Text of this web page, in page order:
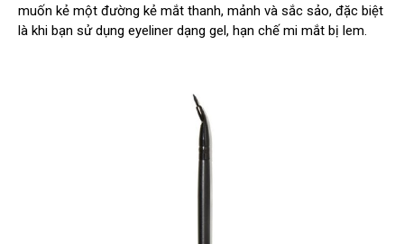
muốn kẻ một đường kẻ mắt thanh, mảnh và sắc sảo, đặc biệt
là khi bạn sử dụng eyeliner dạng gel, hạn chế mi mắt bị lem.